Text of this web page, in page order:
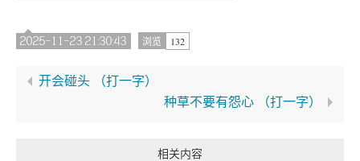
2025-11-23 21:30:43 浏览 132
开会碰头 （打一字）
种草不要有怨心 （打一字）
相关内容